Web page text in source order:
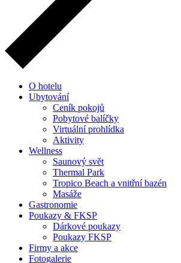
O hotelu
Ubytování
Ceník pokojů
Pobytové balíčky
Virtuální prohlídka
Aktivity
Wellness
Saunový svět
Thermal Park
Tropico Beach a vnitřní bazén
Masáže
Gastronomie
Poukazy & FKSP
Dárkové poukazy
Poukazy FKSP
Firmy a akce
Fotogalerie